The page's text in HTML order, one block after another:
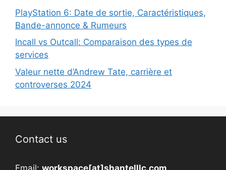
PlayStation 6: Date de sortie, Caractéristiques,
Bande-annonce & Rumeurs
Incall vs Outcall: Comparaison des types de
services
Valeur nette d’Andrew Tate, carrière et
controverses 2024
Contact us
Email: workspace[at]shantelllc.com